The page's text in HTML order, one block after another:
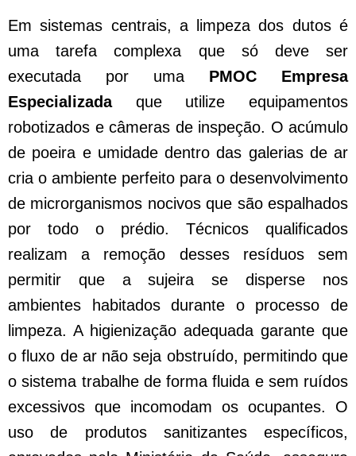
Em sistemas centrais, a limpeza dos dutos é
uma tarefa complexa que só deve ser
executada por uma PMOC Empresa
Especializadaque utilize equipamentos
robotizados e câmeras de inspeção. O acúmulo
de poeira e umidade dentro das galerias de ar
cria o ambiente perfeito para o desenvolvimento
de microrganismos nocivos que são espalhados
por todo o prédio. Técnicos qualificados
realizam a remoção desses resíduos sem
permitir que a sujeira se disperse nos
ambientes habitados durante o processo de
limpeza. A higienização adequada garante que
o fluxo de ar não seja obstruído, permitindo que
o sistema trabalhe de forma fluida e sem ruídos
excessivos que incomodam os ocupantes. O
uso de produtos sanitizantes específicos,